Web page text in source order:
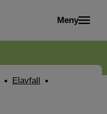
Meny
Elavfall